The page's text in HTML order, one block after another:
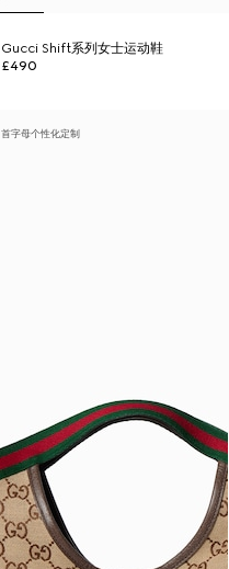
Gucci Shift系列女士运动鞋
£490
首字母个性化定制